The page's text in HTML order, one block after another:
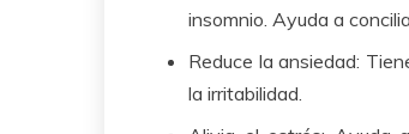
insomnio. Ayuda a
Reduce la ansiedad:
la irritabilidad.